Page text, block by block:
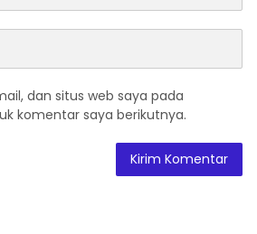
dan situs web saya pada
komentar saya berikutnya.